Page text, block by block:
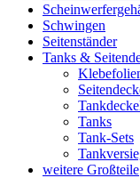
Schwingen
Seitenständer
Tanks &
Tanks
Tank-Sets
weitere Großteile